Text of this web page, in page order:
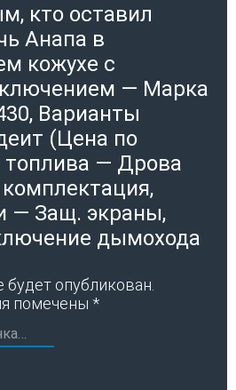
кто оставил
Анапа в
кожухе с
— Марка
Варианты
(Цена по
топлива — Дрова
— Защ. экраны,
дымохода
опубликован.
помечены *